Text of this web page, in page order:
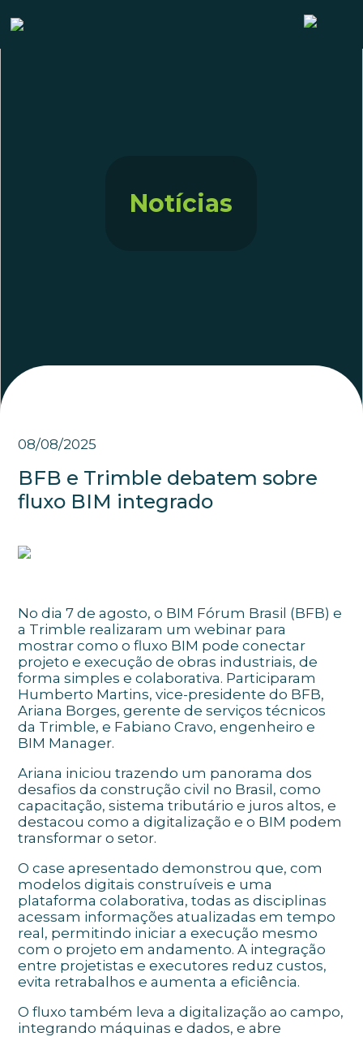
Notícias
08/08/2025
BFB e Trimble debatem sobre
fluxo BIM integrado
No dia 7 de agosto, o BIM Fórum Brasil (BFB) e
a Trimble realizaram um webinar para
mostrar como o fluxo BIM pode conectar
projeto e execução de obras industriais, de
forma simples e colaborativa. Participaram
Humberto Martins, vice-presidente do BFB,
Ariana Borges, gerente de serviços técnicos
da Trimble, e Fabiano Cravo, engenheiro e
BIM Manager.
Ariana iniciou trazendo um panorama dos
desafios da construção civil no Brasil, como
capacitação, sistema tributário e juros altos, e
destacou como a digitalização e o BIM podem
transformar o setor.
O case apresentado demonstrou que, com
modelos digitais construíveis e uma
plataforma colaborativa, todas as disciplinas
acessam informações atualizadas em tempo
real, permitindo iniciar a execução mesmo
com o projeto em andamento. A integração
entre projetistas e executores reduz custos,
evita retrabalhos e aumenta a eficiência.
O fluxo também leva a digitalização ao campo,
integrando máquinas e dados, e abre